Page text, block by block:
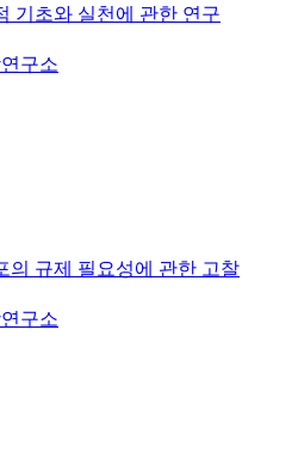
기초와 실천에 관한 연구
구소
의 규제 필요성에 관한 고찰
구소